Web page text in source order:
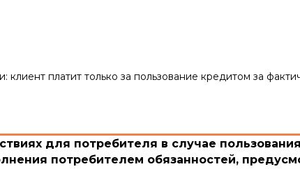
платит только за пользование кредитом за
для потребителя в случае
потребителем обязанностей,